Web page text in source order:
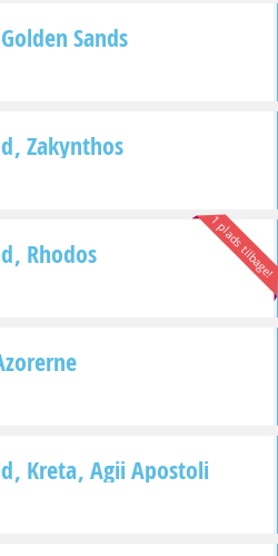
Golden Sands
Zakynthos
Rhodos 1 plads tilbage!
Kreta Agii Apostoli